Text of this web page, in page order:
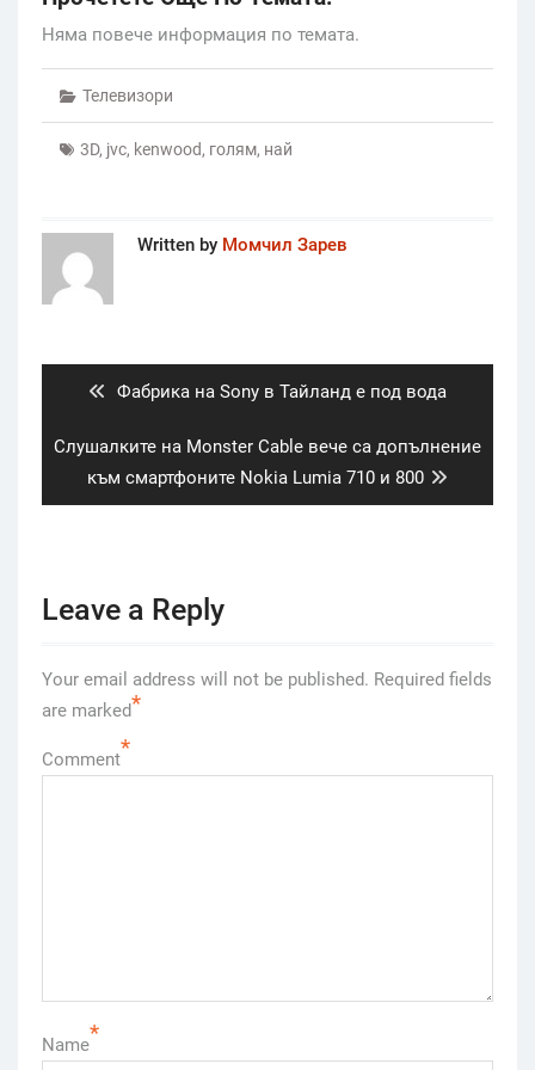
Няма повече информация по темата.
Телевизори
3D, jvc, kenwood, голям, най
Written by Момчил Зарев
Previous
Фабрика на Sony в Тайланд е под вода
Next
post:
Слушалките на Monster Cable вече са допълнение
към смартфоните Nokia Lumia 710 и 800
Leave a Reply
Your email address will not be published. Required fields
are marked*
Comment*
Name*